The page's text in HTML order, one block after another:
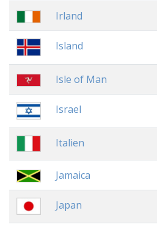
Irland
Island
Isle of Man
Israel
Italien
Jamaica
Japan